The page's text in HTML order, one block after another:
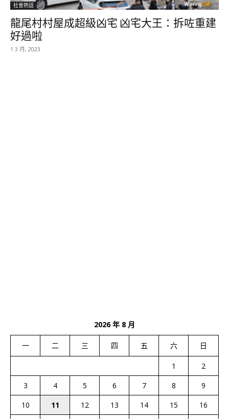
社會熱話
龍尾村村屋成超級凶宅 凶宅大王：拆咗重建
好過啦
1 3 月, 2023
2026 年 8 月
一 二 三 四 五 六 日
1
2
3
4 5 6 7 8
9
10
11 12 13 14 15
16